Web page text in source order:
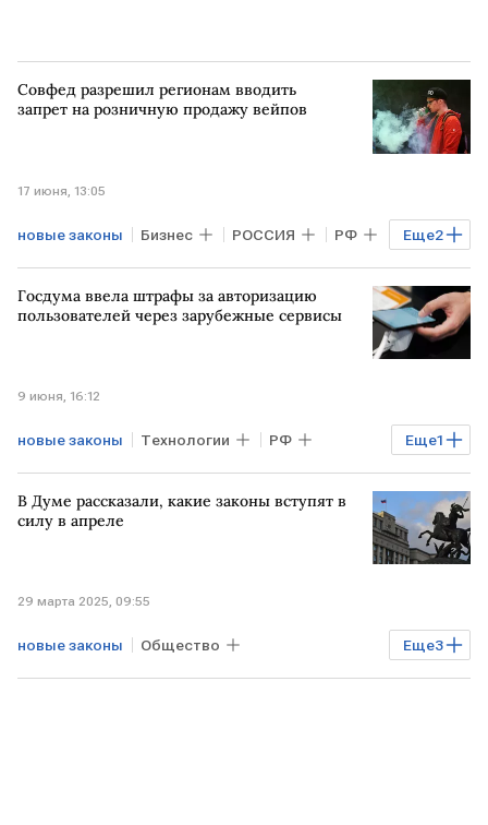
Совфед разрешил регионам вводить
запрет на розничную продажу вейпов
17 июня, 13:05
Еще2
новые законы Бизнес РОССИЯ РФ
Дмитрий Григоренко Совет Федерации
Госдума ввела штрафы за авторизацию
пользователей через зарубежные сервисы
9 июня, 16:12
Еще1
новые законы Технологии РФ
Госдума
В Думе рассказали, какие законы вступят в
силу в апреле
29 марта 2025, 09:55
Еще3
новые законы Общество
Вячеслав Володин Госдума